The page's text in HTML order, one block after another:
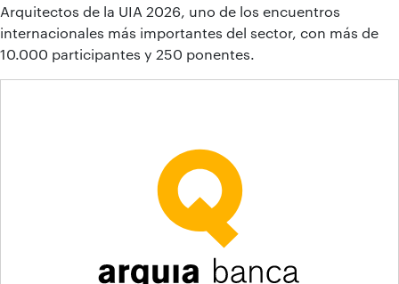
Arquitectos de la UIA 2026, uno de los encuentros
internacionales más importantes del sector, con más de
10.000 participantes y 250 ponentes.